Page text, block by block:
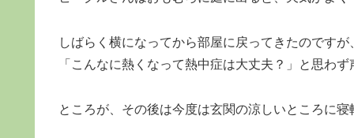
しばらく横になってから部屋に戻ってきたのです
「こんなに熱くなって熱中症は大丈夫？」と思わ
ところが、その後は今度は玄関の涼しいところに